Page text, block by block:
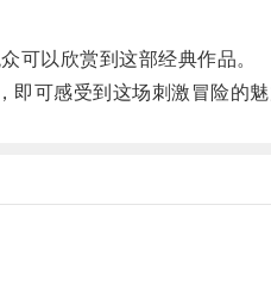
以欣赏到这部经典作品。
可感受到这场刺激冒险的魅